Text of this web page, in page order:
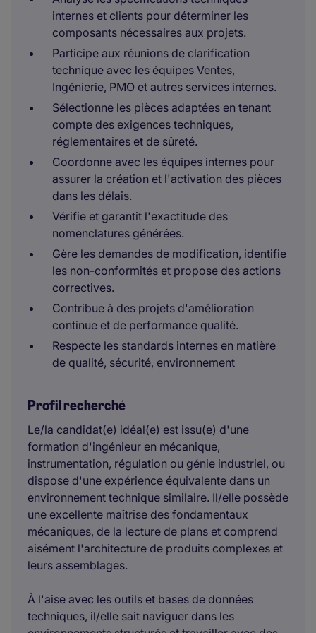
internes et clients pour déterminer les
composants nécessaires aux projets.
Participe aux réunions de clarification
technique avec les équipes Ventes,
Ingénierie, PMO et autres services internes.
Sélectionne les pièces adaptées en tenant
compte des exigences techniques,
réglementaires et de sûreté.
Coordonne avec les équipes internes pour
assurer la création et l'activation des pièces
dans les délais.
Vérifie et garantit l'exactitude des
nomenclatures générées.
Gère les demandes de modification, identifie
les non-conformités et propose des actions
correctives.
Contribue à des projets d'amélioration
continue et de performance qualité.
Respecte les standards internes en matière
de qualité, sécurité, environnement
Profil recherché
Le/la candidat(e) idéal(e) est issu(e) d'une
formation d'ingénieur en mécanique,
instrumentation, régulation ou génie industriel, ou
dispose d'une expérience équivalente dans un
environnement technique similaire. Il/elle possède
une excellente maîtrise des fondamentaux
mécaniques, de la lecture de plans et comprend
aisément l'architecture de produits complexes et
leurs assemblages.
À l'aise avec les outils et bases de données
techniques, il/elle sait naviguer dans les